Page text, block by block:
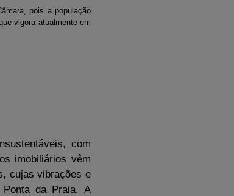
pois a população
vigora atualmente em
com
imobiliários vêm
cujas vibrações e
da Praia. A